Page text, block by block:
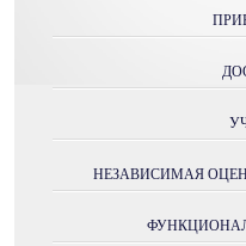
НЕЗАВИСИМАЯ